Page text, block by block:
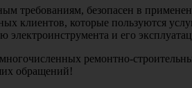
требованиям, безопасен в
клиентов, которые пользуются
электроинструмента и его
ремонтно-
обращений!